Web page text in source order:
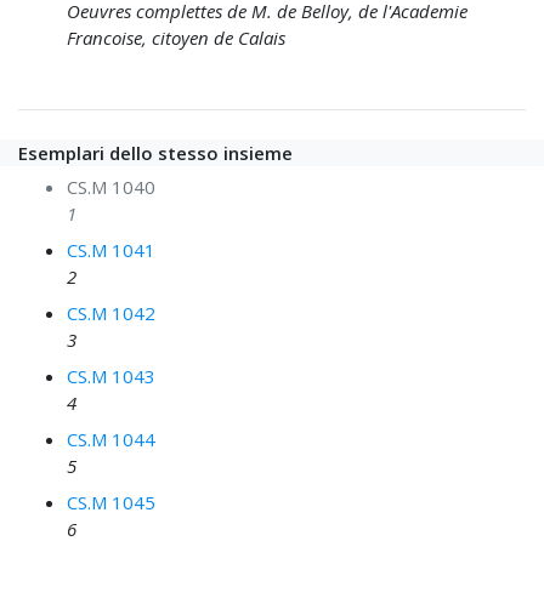
Oeuvres complettes de M. de Belloy, de l'Academie
Francoise, citoyen de Calais
Esemplari dello stesso insieme
CS.M 1040
1
CS.M 1041
2
CS.M 1042
3
CS.M 1043
4
CS.M 1044
5
CS.M 1045
6